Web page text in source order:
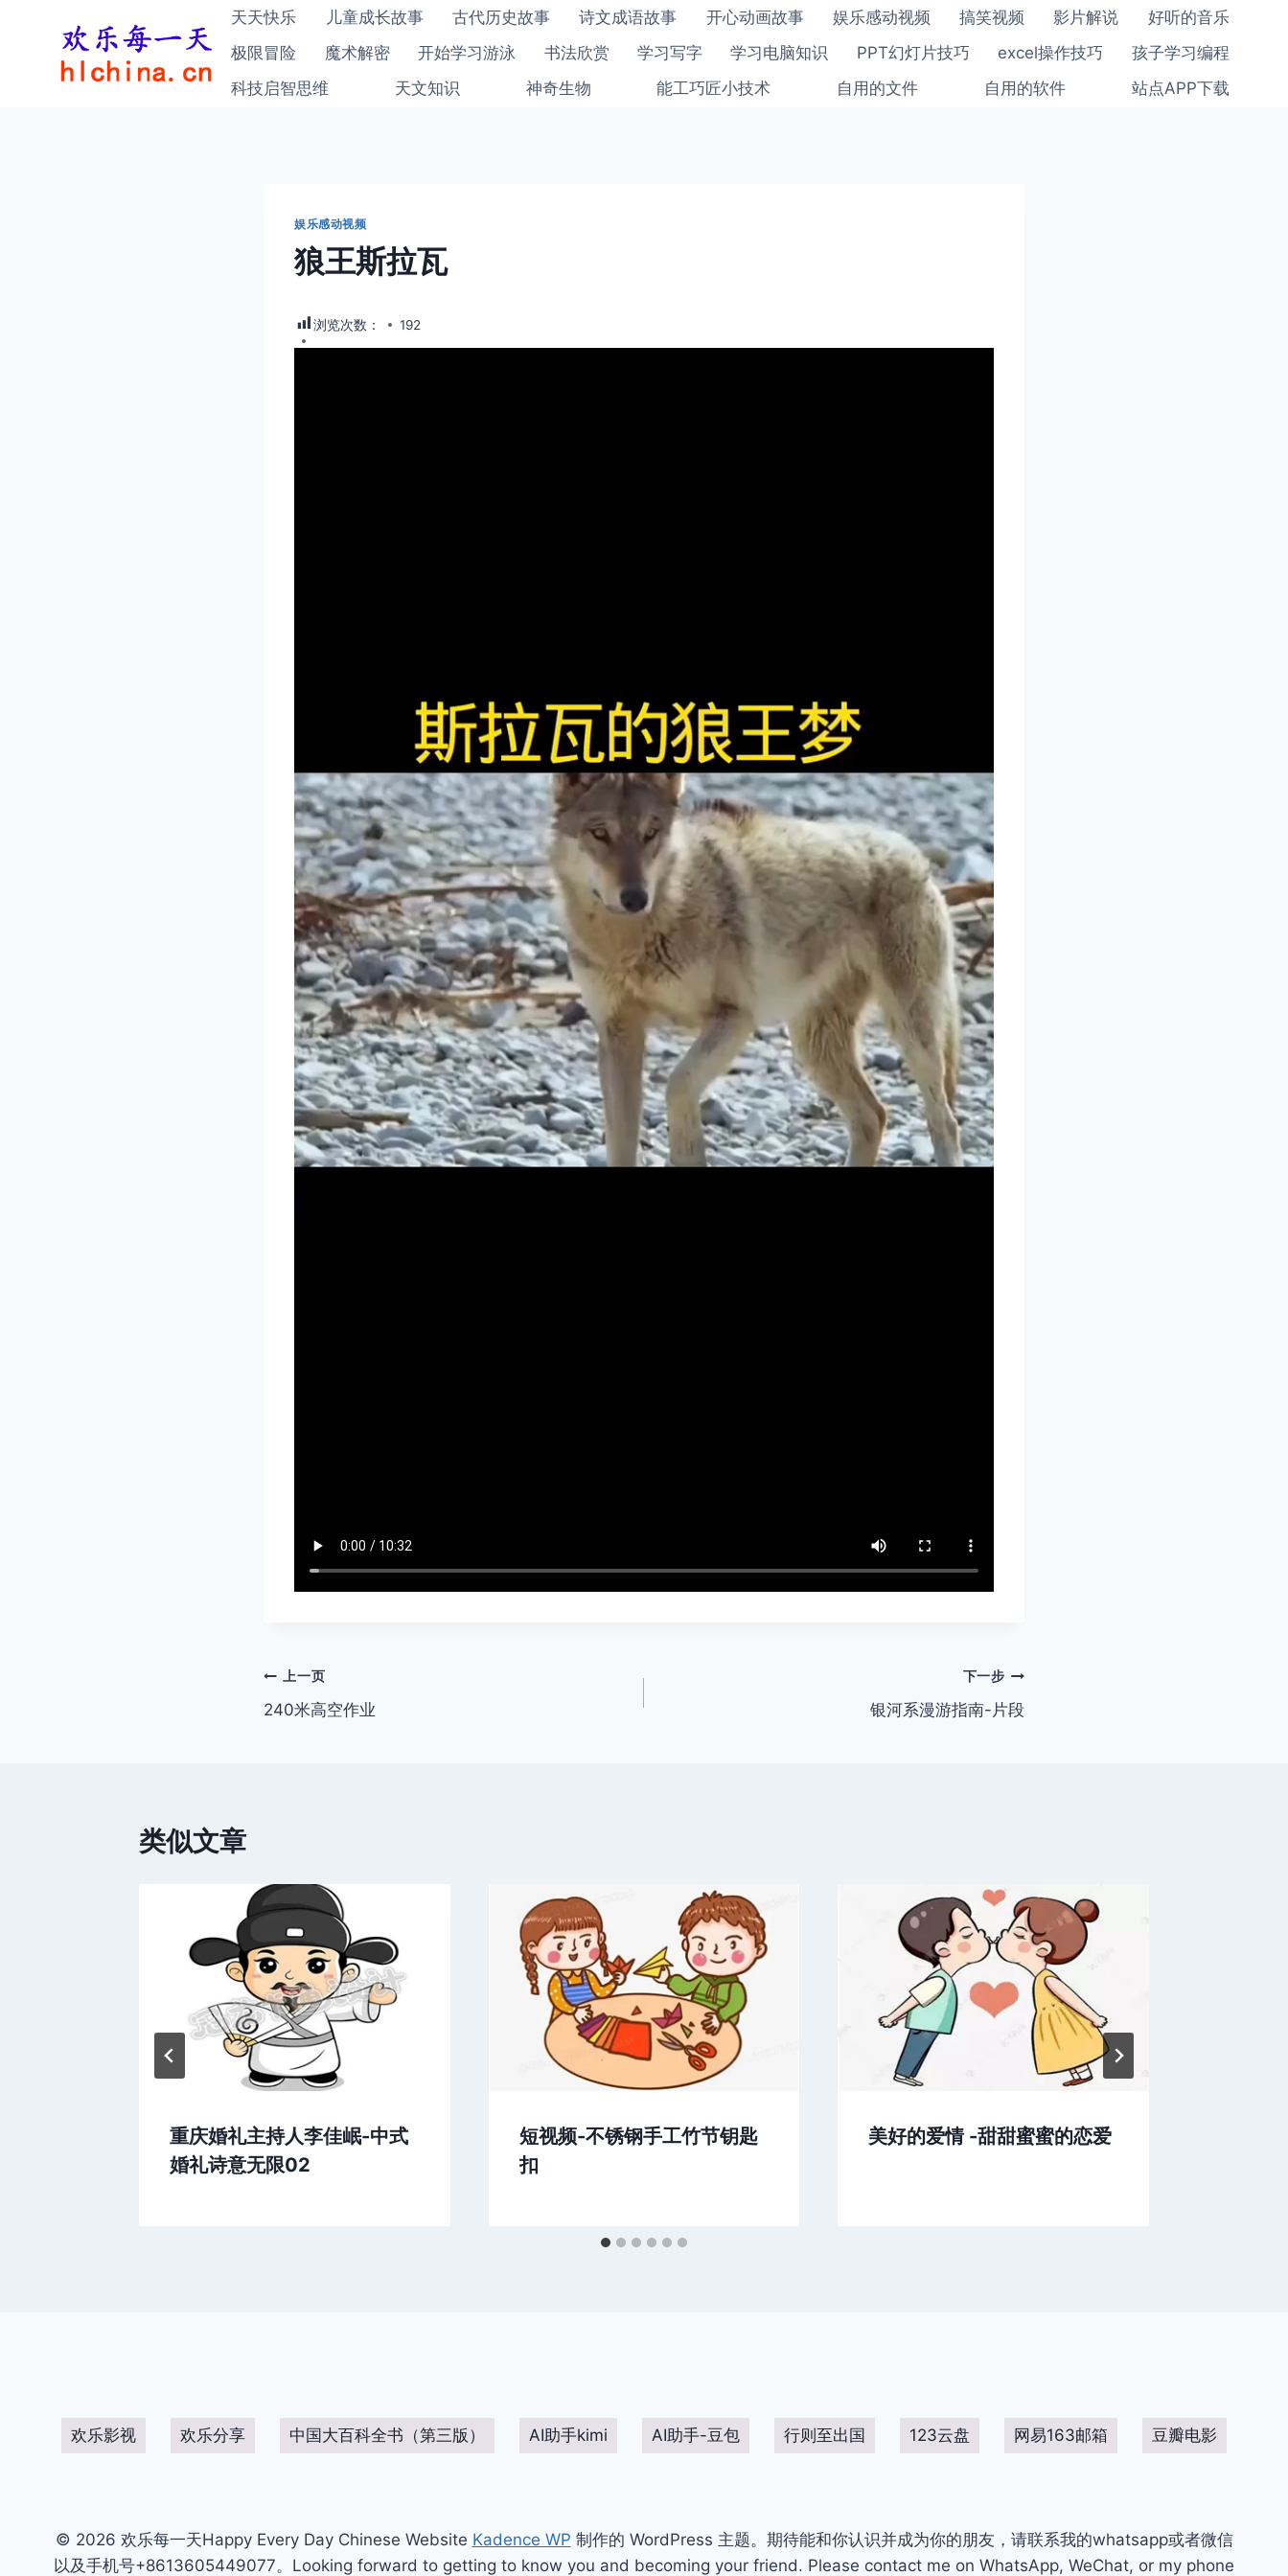
天天快乐 儿童成长故事 古代历史故事 诗文成语故事 开心动画故事 娱乐感动视频 搞笑视频 影片解说
好听的音乐
极限冒险
魔术解密 开始学习游泳 书法欣赏 学习写字 学习电脑知识 PPT幻灯片技巧 excel操作技巧
孩子学习编程
科技启智思维
天文知识 神奇生物 能工巧匠小技术 自用的文件 自用的软件 站点APP下载
娱乐感动视频
狼王斯拉瓦
浏览次数： 192
文
章
上一页
240米高空作业
下一步
银河系漫游指南-片段
类似文章
重庆婚礼主持人李佳岷-中式
婚礼诗意无限02
短视频-不锈钢手工竹节钥匙
扣
美好的爱情 -甜甜蜜蜜的恋爱
欢乐影视 欢乐分享 中国大百科全书（第三版） AI助手kimi AI助手-豆包 行则至出国 123云盘 网易163邮箱 豆瓣电影
© 2026 欢乐每一天Happy Every Day Chinese Website Kadence WP 制作的 WordPress 主题。期待能和你认识并成为你的朋友，请联系我的whatsapp或者微信
以及手机号+8613605449077。Looking forward to getting to know you and becoming your friend. Please contact me on WhatsApp, WeChat, or my phone